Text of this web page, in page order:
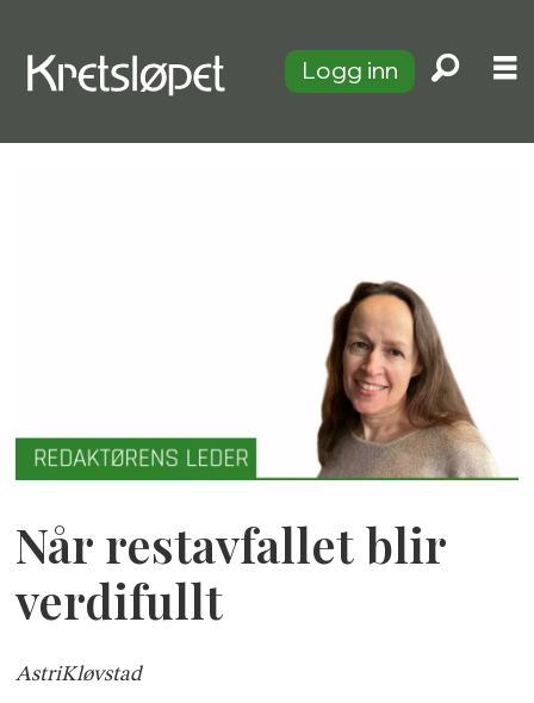
Logg inn
Når restavfallet blir
verdifullt
AstriKløvstad